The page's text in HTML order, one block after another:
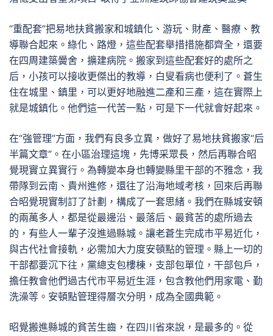
“重配套”把易地扶貧搬家和城鎮化、游玩、財產、醫療、教
導聯合起來。綠化、路燈，這些配套舉措措施都齊全，還要
在四周建築黌舍，擴建病院。搬家到這些配套好的處所之
后，小孩可以接收更傑出的教導，白叟看病也便利了。蒼生
住在城里、鎮里，可以更好地融進二產和三產，這在實際上
就是城鎮化。他們這一代苦一點，可是下一代就會好起來。
在“強管理”方面，我們有良多立異，做好了易地扶貧搬家“后
半篇文章”。在小區治理這塊，先博采眾長，然后再聯合昭
覺現實立異實行。為轉變本身也轉變縣里干部的不雅念，我
帶隊到云南、貴州進修，還往了沿海地域考核，回來后再聯
合昭覺現實制訂了計劃，構成了一套思緒。我們在縣城安頓
的兩萬多人，都是從最邊沿、最落后、最貧苦的處所過去
的，有些人一輩子沒進過縣城。讓老蒼生完成市平易近化，
與古代社會接軌，必需加大力度安頓點的管理。縣上一切的
干部都要沉下往，黨總支包樓棟，支部包單位，干部包戶，
擔任教會他們過古代市平易近生涯，包含教他們用家電、勤
洗澡等。安頓點管理得層次分明，成為全國典範。
昭覺搬進縣城的貧苦生齒，在四川省來說，是最多的。從